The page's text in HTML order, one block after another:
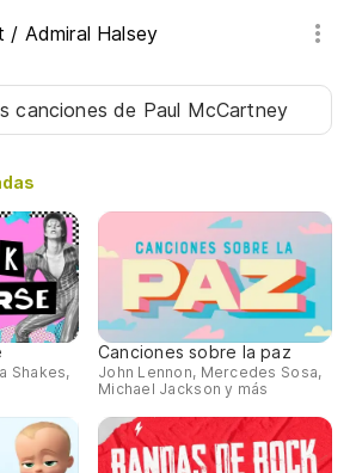
/ Admiral Halsey
cancionesde Paul McCartney
Shakes,
Canciones sobre la paz
John Lennon, Mercedes Sosa,
Michael Jackson y más